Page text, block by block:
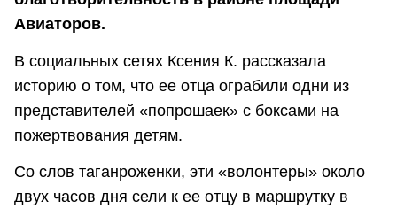
Авиаторов.
В социальных сетях Ксения К. рассказала
историю о том, что ее отца ограбили одни из
представителей «попрошаек» с боксами на
пожертвования детям.
Со слов таганроженки, эти «волонтеры» около
двух часов дня сели к ее отцу в маршрутку в